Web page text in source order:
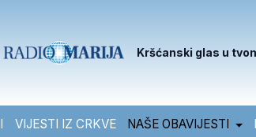
Kršćanski glas u
VIJESTI IZ CRKVE NAŠE OBAVIJESTI